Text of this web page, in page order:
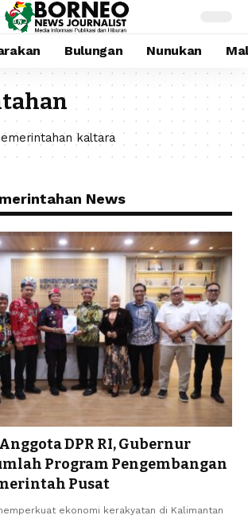
Bulungan Nunukan
kaltara
News
DPR RI, Gubernur
Program Pengembangan
Pusat
ekonomi kerakyatan di Kalimantan